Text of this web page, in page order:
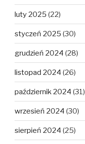
luty 2025 (22)
styczeń 2025 (30)
grudzień 2024 (28)
listopad 2024 (26)
październik 2024 (31)
wrzesień 2024 (30)
sierpień 2024 (25)